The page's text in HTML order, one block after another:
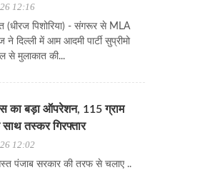
12:16
पिशोरिया) - संगरूर से MLA
ने दिल्ली में आम आदमी पार्टी सुप्रीमो
से मुलाकात की...
का बड़ा ऑपरेशन, 115 ग्राम
तस्कर गिरफ्तार
12:02
पंजाब सरकार की तरफ से चलाए ..